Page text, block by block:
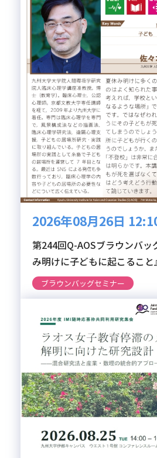
2026年08月26日
第244回Q-AOSブラウンバッ
み明けに子どもに起こること』
ブラウンバッグセミナー